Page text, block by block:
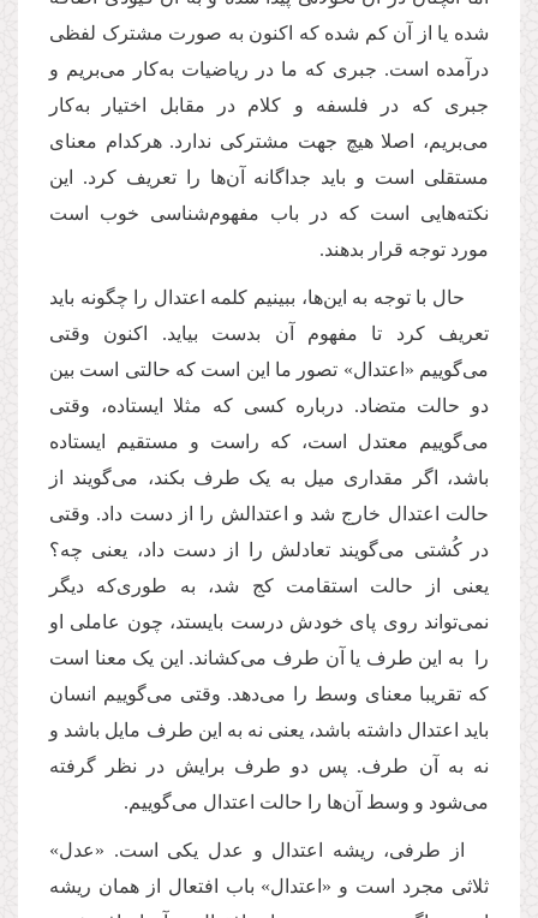
شده یا از آن کم شده که اکنون به صورت مشترک لفظی
درآمده است. جبری که ما در ریاضیات بهكار میبریم و
جبری که در فلسفه و کلام در مقابل اختیار بهكار
میبریم، اصلا هیچ جهت مشترکی ندارد. هرکدام معنای
مستقلی است و باید جداگانه آنها را تعریف کرد. این
نکتههایی است که در باب مفهومشناسی خوب است
مورد توجه قرار بدهند.
حال با توجه به اینها، ببینیم کلمه اعتدال را چگونه باید
تعریف کرد تا مفهوم آن بدست بیاید. اکنون وقتی
میگوییم «اعتدال» تصور ما این است که حالتی است بین
دو حالت متضاد. درباره کسی که مثلا ایستاده، وقتی
میگوییم معتدل است، که راست و مستقیم ایستاده
باشد، اگر مقداری میل به یک طرف بکند، میگویند از
حالت اعتدال خارج شد و اعتدالش را از دست داد. وقتی
در کُشتی میگویند تعادلش را از دست داد، یعنی چه؟
یعنی از حالت استقامت کج شد، به طوریکه دیگر
نمیتواند روی پای خودش درست بایستد، چون عاملی او
را به این طرف یا آن طرف میکشاند. این یک معنا است
که تقریبا معنای وسط را میدهد. وقتی میگوییم انسان
باید اعتدال داشته باشد، یعنی نه به این طرف مایل باشد و
نه به آن طرف. پس دو طرف برایش در نظر گرفته
میشود و وسط آنها را حالت اعتدال میگوییم.
از طرفی، ریشه اعتدال و عدل یکی است. «عدل»
ثلاثی مجرد است و «اعتدال» باب افتعال از همان ریشه